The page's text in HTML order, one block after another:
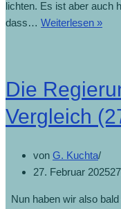
lichten. Es ist aber auch
dass… Weiterlesen »
Die
Vergleich
von G. Kuchta
27. Februar 2025
Nun haben wir also